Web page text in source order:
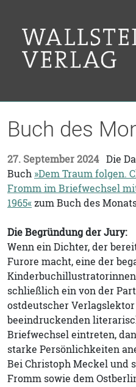
Buch des
27. September 2024 Die
Buch »Dem Traum folgen.
Fromm im Briefwechsel
1965«zum Buch des
Die Begründung der Jury:
Wenn ein Dichter, der
Furore macht, eine der
schließlich ein von der
ostdeutscher
beeindruckenden
Briefwechsel eintreten,
starke Persönlichkeiten
Bei Christoph Meckel und
Fromm sowie dem